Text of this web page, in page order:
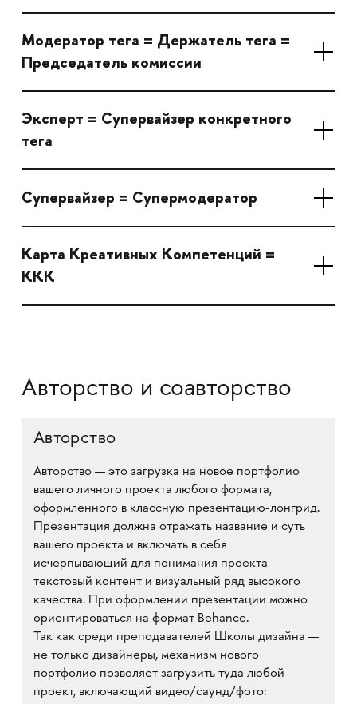
Модератор тега = Держатель тега =
Председатель комиссии
Эксперт = Супервайзер конкретного
тега
Супервайзер = Супермодератор
Карта Креативных Компетенций =
ККК
Авторство и соавторство
Авторство
Авторство — это загрузка на новое портфолио
вашего личного проекта любого формата,
оформленного в классную презентацию-лонгрид.
Презентация должна отражать название и суть
вашего проекта и включать в себя
исчерпывающий для понимания проекта
текстовый контент и визуальный ряд высокого
качества. При оформлении презентации можно
ориентироваться на формат Behance.
Так как среди преподавателей Школы дизайна —
не только дизайнеры, механизм нового
портфолио позволяет загрузить туда любой
проект, включающий видео/саунд/фото: